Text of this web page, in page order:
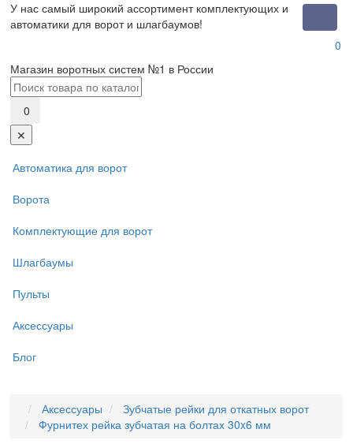
У нас самый широкий ассортимент комплектующих и
автоматики для ворот и шлагбаумов!
0
Магазин воротных систем №1 в России
0
✕
Автоматика для ворот
Ворота
Комплектующие для ворот
Шлагбаумы
Пульты
Аксессуары
Блог
Аксессуары
Зубчатые рейки для откатных ворот
Фурнитех рейка зубчатая на болтах 30x6 мм